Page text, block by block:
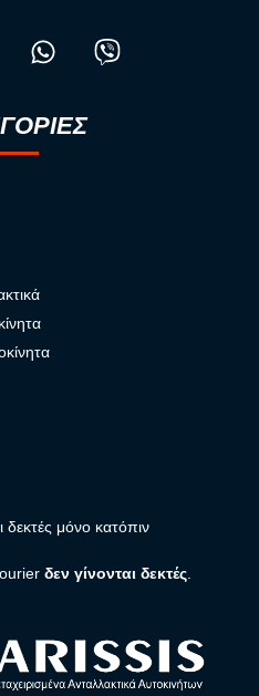
δεκτές μόνο κατόπιν
δεν γίνονται δεκτές.